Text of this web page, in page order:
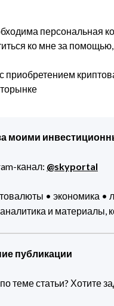
персональная
ко мне за
моими
канал: @skyportal
• экономика •
и материалы,
публикации
теме статьи? Хотите